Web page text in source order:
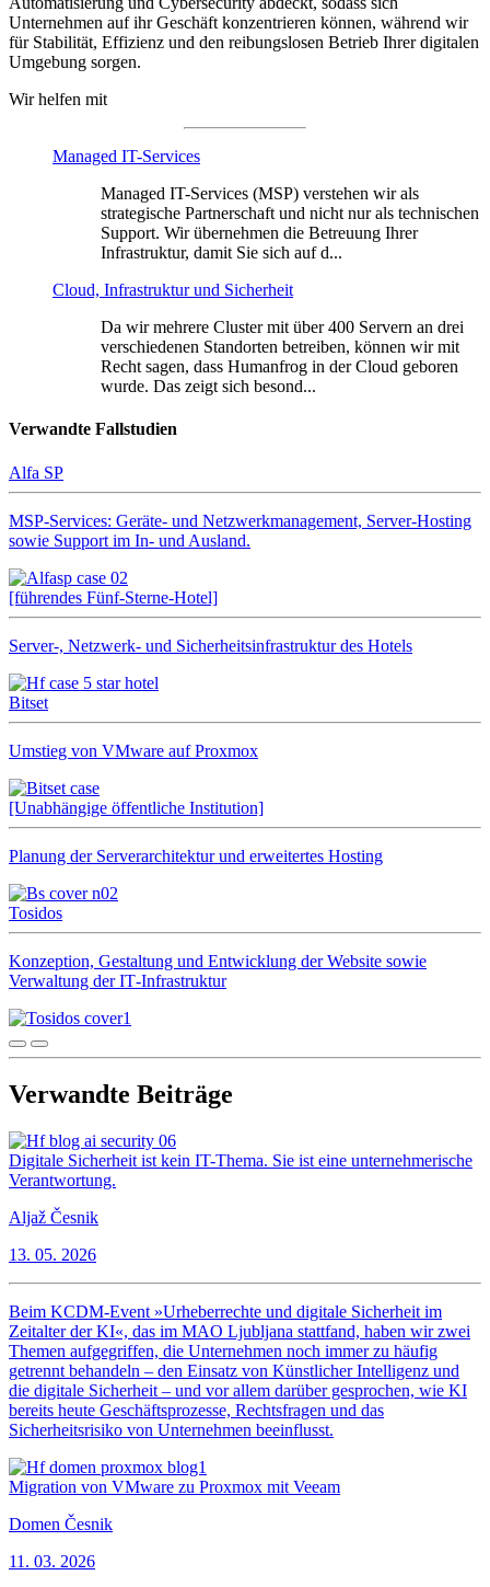
Unternehmen auf ihr Geschäft konzentrieren können, während wir
für Stabilität, Effizienz und den reibungslosen Betrieb Ihrer digitalen
Umgebung sorgen.
Wir helfen mit
Managed IT-Services
Managed IT-Services (MSP) verstehen wir als
strategische Partnerschaft und nicht nur als technischen
Support. Wir übernehmen die Betreuung Ihrer
Infrastruktur, damit Sie sich auf d...
Cloud, Infrastruktur und Sicherheit
Da wir mehrere Cluster mit über 400 Servern an drei
verschiedenen Standorten betreiben, können wir mit
Recht sagen, dass Humanfrog in der Cloud geboren
wurde. Das zeigt sich besond...
Verwandte Fallstudien
Alfa SP
MSP-Services: Geräte- und Netzwerkmanagement, Server-Hosting
sowie Support im In- und Ausland.
[führendes Fünf-Sterne-Hotel]
Server-, Netzwerk- und Sicherheitsinfrastruktur des Hotels
Bitset
Umstieg von VMware auf Proxmox
[Unabhängige öffentliche Institution]
Planung der Serverarchitektur und erweitertes Hosting
Tosidos
Konzeption, Gestaltung und Entwicklung der Website sowie
Verwaltung der IT‑Infrastruktur
Verwandte Beiträge
Digitale Sicherheit ist kein IT-Thema. Sie ist eine unternehmerische
Verantwortung.
Aljaž Česnik
13. 05. 2026
Beim KCDM-Event »Urheberrechte und digitale Sicherheit im
Zeitalter der KI«, das im MAO Ljubljana stattfand, haben wir zwei
Themen aufgegriffen, die Unternehmen noch immer zu häufig
getrennt behandeln – den Einsatz von Künstlicher Intelligenz und
die digitale Sicherheit – und vor allem darüber gesprochen, wie KI
bereits heute Geschäftsprozesse, Rechtsfragen und das
Sicherheitsrisiko von Unternehmen beeinflusst.
Migration von VMware zu Proxmox mit Veeam
Domen Česnik
11. 03. 2026